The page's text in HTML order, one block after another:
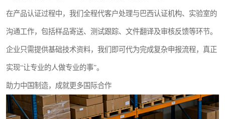
在产品认证过程中，我们全程代客户处理与巴西认证机构、实验室的
沟通工作，包括样品寄送、测试跟踪、文件翻译及审核反馈等环节。
企业只需提供基础技术资料，我们即可代为完成复杂申报流程，真正
实现“让专业的人做专业的事”。
助力中国制造，成就更多国际合作